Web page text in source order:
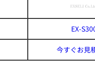
EX-
今すぐお見